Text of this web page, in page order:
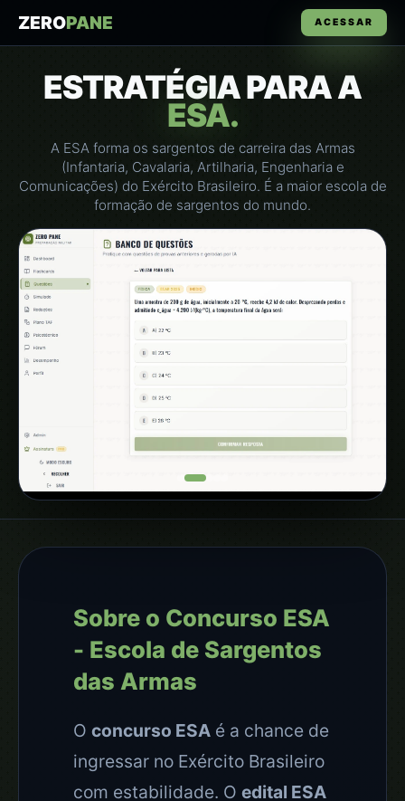
ZEROPANE ACESSAR
ESTRATÉGIA PARA A
ESA.
A ESA forma os sargentos de carreira das Armas
(Infantaria, Cavalaria, Artilharia, Engenharia e
Comunicações) do Exército Brasileiro. É a maior escola de
formação de sargentos do mundo.
Sobre o Concurso ESA
- Escola de Sargentos
das Armas
O concurso ESA é a chance de
ingressar no Exército Brasileiro
com estabilidade. O edital ESA